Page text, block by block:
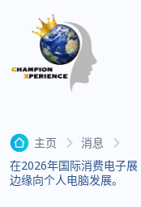
主页
消息
在2026年国际消费电子
边缘向个人电脑发展。